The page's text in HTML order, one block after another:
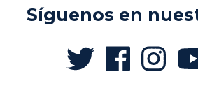
Síguenos en